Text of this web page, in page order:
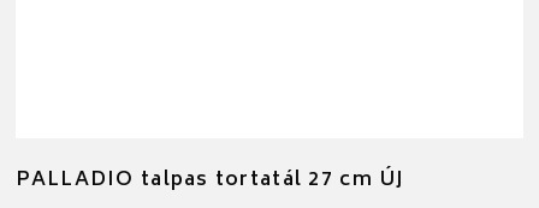
PALLADIO talpas tortatál 27 cm ÚJ